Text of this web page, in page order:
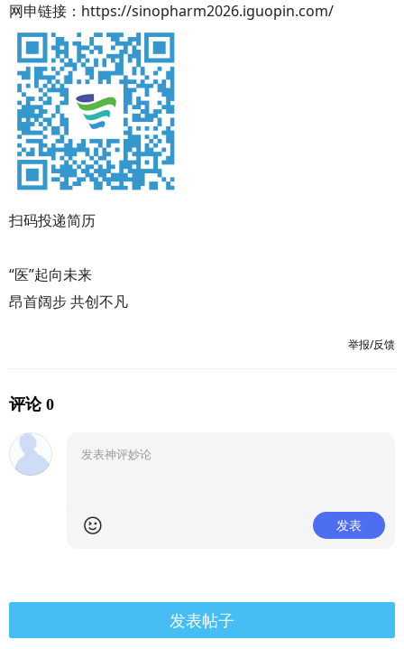
网申链接：https://sinopharm2026.iguopin.com/
扫码投递简历
“医”起向未来
昂首阔步 共创不凡
举报/反馈
评论 0
发表
发表帖子